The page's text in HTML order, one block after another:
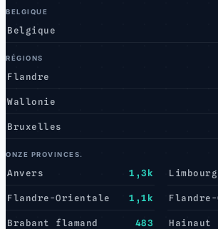
BELGIQUE
Belgique
RÉGIONS
Flandre
Wallonie
Bruxelles
ONZE PROVINCES.
Anvers 1,3k Limbourg
Flandre-Orientale 1,1k
Brabant flamand 483 Hainaut